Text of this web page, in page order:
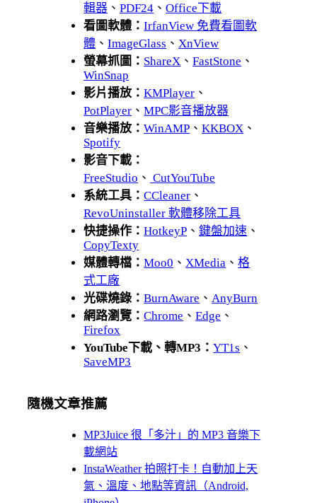
輯器 、PDF24 、Office下載
看圖軟體：IrfanView 免費看圖軟
體 、ImageGlass 、 XnView
螢幕抓圖： ShareX 、FastStone 、
WinSnap
影片播放：KMPlayer 、
PotPlayer 、MPC影音播放器
音樂播放：WinAMP 、KKBOX 、
Spotify
影音下載：
FreeStudio 、 CutYouTube
系統工具：CCleaner 、
RevoUninstaller 軟體移除工具
快捷操作：HotkeyP 、鍵盤加速 、
CopyTexty
媒體轉檔：Moo0 、 XMedia 、格
式工廠
光碟燒錄：BurnAware 、 AnyBurn
網路瀏覽：Chrome 、Edge 、
Firefox
YouTube下載、轉MP3：YT1s 、
SaveMP3
隨機文章推薦
MP3Juice 很「多汁」的 MP3 音樂下
載網站
InstaWeather 拍照打卡！自動加上天
氣、溫度、地點等資訊（Android,